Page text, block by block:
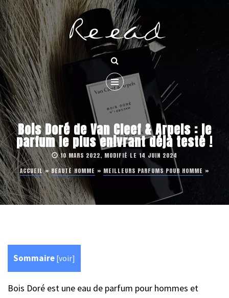
Bois Doré de Van Cleef & Arpels : le
parfum le plus enivrant déjà testé !
10 MARS 2022, MODIFIÉ LE 14 JUIN 2024
ACCUEIL»BEAUTÉ HOMME » MEILLEURS PARFUMS POUR HOMME »
Sommaire [voir]
Bois Doré est une eau de parfum pour hommes et